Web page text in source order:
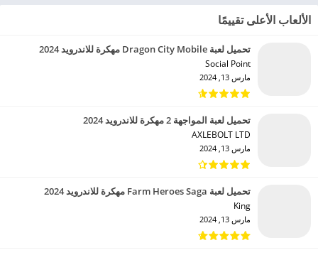
الألعاب الأعلى تقييمًا
تحميل لعبة Dragon City Mobile مهكرة للاندرويد 2024
Social Point‏
مارس 13, 2024
تحميل لعبة المواجهة 2 مهكرة للاندرويد 2024
AXLEBOLT LTD‏
مارس 13, 2024
تحميل لعبة Farm Heroes Saga مهكرة للاندرويد 2024
King‏
مارس 13, 2024